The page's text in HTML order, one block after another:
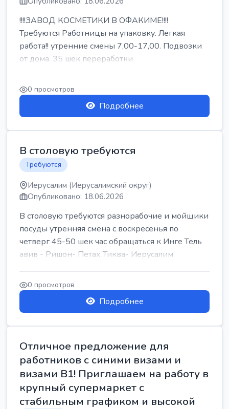
!!!!ЗАВОД КОСМЕТИКИ В ОФАКИМЕ!!!!
Требуются Работницы на упаковку. Легкая
работа!! утренние смены 7,00-17,00. Подвозки
от дома. 35 шек переработки
0 просмотров
Подробнее
В столовую требуются
Требуются
Иерусалим (Иерусалимский округ)
Опубликовано: 18.06.2026
В столовую требуются разнорабочие и мойщики
посуды утренняя смена с воскресенья по
четверг 45-50 шек час обращаться к Инге Тель
авив - Ришон- Петах Тиква- Иерусалим
0 просмотров
Подробнее
Отличное предложение для
работников с синими визами и
визами B1! Приглашаем на работу в
крупный супермаркет с
стабильным графиком и высокой